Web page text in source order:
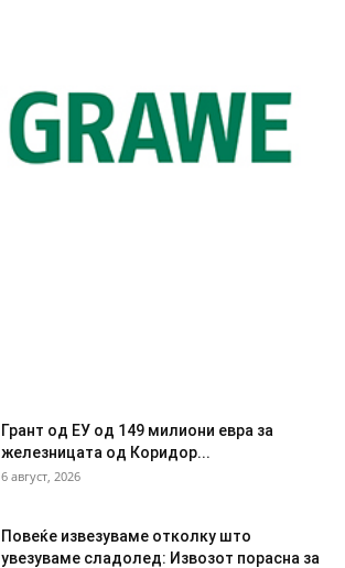
Грант од ЕУ од 149 милиони евра за
железницата од Коридор...
6 август, 2026
Повеќе извезуваме отколку што
увезуваме сладолед: Извозот порасна за